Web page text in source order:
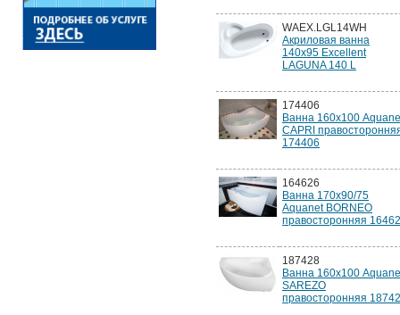
WAEX.LGL14WH
Акриловая ванна
140x95 Excellent
LAGUNA 140 L
174406
Ванна 160х100
CAPRI
174406
164626
Ванна 170х90/75
Aquanet BORNEO
правосторонняя
187428
Ванна 160х100
SAREZO
правосторонняя